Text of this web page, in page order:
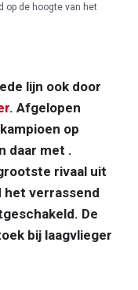
op de hoogte van het
lijn ook door
. Afgelopen
op
daar met .
rivaal uit
het verrassend
De
bij laagvlieger